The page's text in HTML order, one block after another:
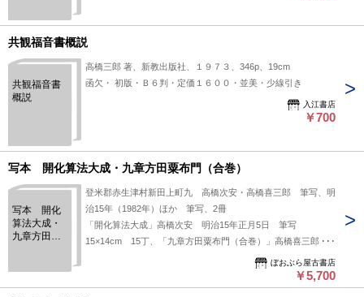
共観福音書概説
共観福音書
概説
高橋三郎 著、新教出版社、１９７３、346p、19cm
函欠・ 初版・Ｂ６判・定価１６００・並美・少線引き
入江書店
￥700
写本 開化算法大成・九章方田粟布門（合巻）
写本 開化
算法大成・
九章方田粟
登米郡赤生津村新田上町九 高橋次安・高橋喜三郎 筆写、明
治15年（1982年）ほか 筆写、2冊
「開化算法大成」高橋次安 明治15年正月5日 筆写
15×14cm 15丁、「九章方田粟布門（合巻）」高橋喜三郎
ぼおぶら屋古書店
￥5,700